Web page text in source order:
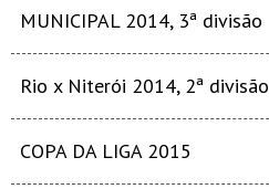
MUNICIPAL 2014, 3ª divisão
Rio x Niterói 2014, 2ª divisão
COPA DA LIGA 2015